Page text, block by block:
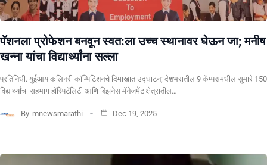
पॅशनला प्रोफेशन बनवून स्वत:ला उच्च स्थानावर घेऊन जा; मनीष
खन्ना यांचा विद्यार्थ्यांना सल्ला
प्रतिनिधी. युईआय कलिनरी कॉम्पिटिशनचे दिमाखात उद्घाटन; देशभरातील 9 कॅम्पसमधील सुमारे 150
विद्यार्थ्यांचा सहभाग हॉस्पिटॅलिटी आणि बिझनेस मॅनेजमेंट क्षेत्रातील…
By mnewsmarathi Dec 19, 2025